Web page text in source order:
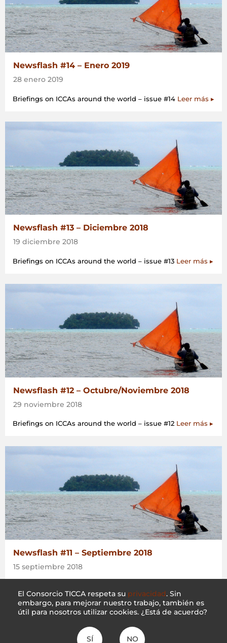
El Consorcio TICCA respeta su privacidad. Sin
embargo, para mejorar nuestro trabajo, también es
útil para nosotros utilizar cookies. ¿Está de acuerdo?
SÍ NO
Newsflash #14 – Enero 2019
28 enero 2019
Briefings on ICCAs around the world – issue #14 Leer más ▸
Newsflash #13 – Diciembre 2018
19 diciembre 2018
Briefings on ICCAs around the world – issue #13 Leer más ▸
Newsflash #12 – Octubre/Noviembre 2018
29 noviembre 2018
Briefings on ICCAs around the world – issue #12 Leer más ▸
Newsflash #11 – Septiembre 2018
15 septiembre 2018